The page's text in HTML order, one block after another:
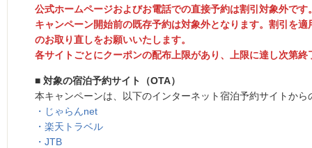
公式ホームページおよびお電話での直接予約は割引対象外です
キャンペーン開始前の既存予約は対象外となります。割引を
のお取り直しをお願いいたします。
各サイトごとにクーポンの配布上限があり、上限に達し次第終
■ 対象の宿泊予約サイト（OTA）
本キャンペーンは、以下のインターネット宿泊予約サイトから
・じゃらんnet
・楽天トラベル
・JTB